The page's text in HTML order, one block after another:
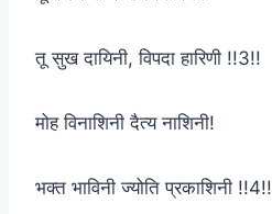
तू सुख दायिनी, विपदा हारिणी !!3!!
मोह विनाशिनी दैत्य नाशिनी!
भक्त भाविनी ज्योति प्रकाशिनी !!4!!